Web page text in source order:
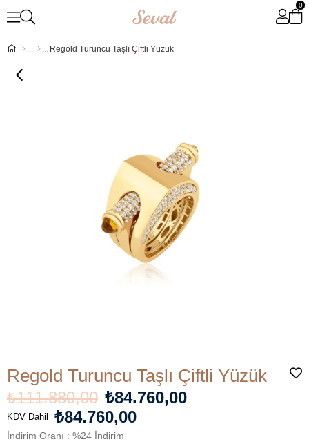
0
Regold Turuncu Taşlı Çiftli Yüzük
Regold Turuncu Taşlı Çiftli Yüzük
₺111.880,00 ₺84.760,00
KDV Dahil ₺84.760,00
İndirim Oranı : %24 İndirim